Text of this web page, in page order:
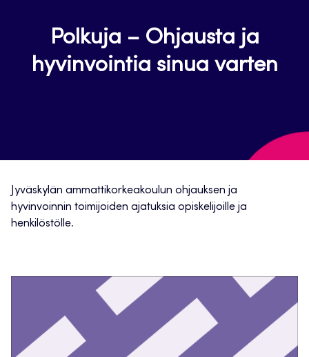
Polkuja – Ohjausta ja
hyvinvointia sinua varten
Jyväskylän ammattikorkeakoulun ohjauksen ja
hyvinvoinnin toimijoiden ajatuksia opiskelijoille ja
henkilöstölle.